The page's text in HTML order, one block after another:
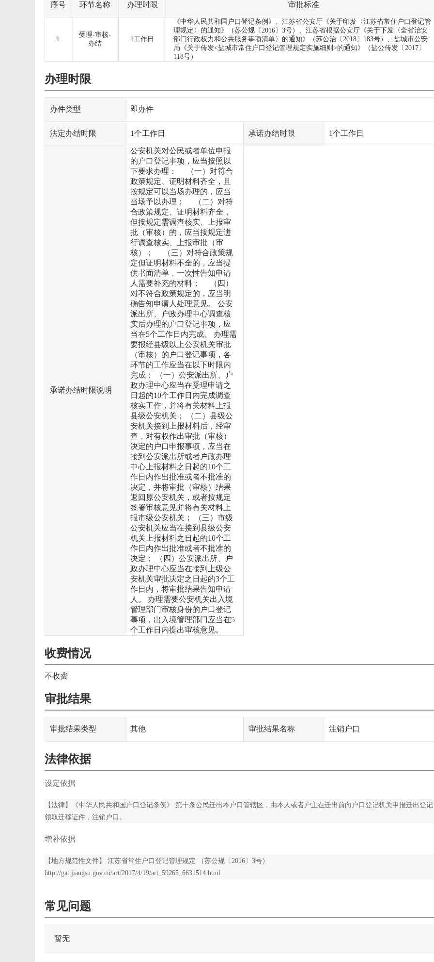
序号 环节名称 办理时限 审批标准
1
受理-审核-
办结
1工作日
《中华人民共和国户口登记条例》、江苏省公安厅《关于印发〈江苏省常住户口登记管
理规定〉的通知》（苏公规〔2016〕3号）、江苏省根据公安厅《关于下发〈全省治安
部门行政权力和公共服务事项清单〉的通知》（苏公治〔2018〕183号）、盐城市公安
局《关于传发<盐城市常住户口登记管理规定实施细则>的通知》（盐公传发〔2017〕
118号）
办理时限
办件类型 即办件
法定办结时限 1个工作日 承诺办结时限 1个工作日
承诺办结时限说明
公安机关对公民或者单位申报
的户口登记事项，应当按照以
下要求办理： （一）对符合
政策规定、证明材料齐全，且
按规定可以当场办理的，应当
当场予以办理； （二）对符
合政策规定、证明材料齐全，
但按规定需调查核实、上报审
批（审核）的，应当按规定进
行调查核实、上报审批（审
核）； （三）对符合政策规
定但证明材料不全的，应当提
供书面清单，一次性告知申请
人需要补充的材料； （四）
对不符合政策规定的，应当明
确告知申请人处理意见。 公安
派出所、户政办理中心调查核
实后办理的户口登记事项，应
当在5个工作日内完成。 办理需
要报经县级以上公安机关审批
（审核）的户口登记事项，各
环节的工作应当在以下时限内
完成： （一）公安派出所、户
政办理中心应当在受理申请之
日起的10个工作日内完成调查
核实工作，并将有关材料上报
县级公安机关； （二）县级公
安机关接到上报材料后，经审
查，对有权作出审批（审核）
决定的户口申报事项，应当在
接到公安派出所或者户政办理
中心上报材料之日起的10个工
作日内作出批准或者不批准的
决定，并将审批（审核）结果
返回原公安机关，或者按规定
签署审核意见并将有关材料上
报市级公安机关； （三）市级
公安机关应当在接到县级公安
机关上报材料之日起的10个工
作日内作出批准或者不批准的
决定； （四）公安派出所、户
政办理中心应当在接到上级公
安机关审批决定之日起的3个工
作日内，将审批结果告知申请
人。 办理需要公安机关出入境
管理部门审核身份的户口登记
事项，出入境管理部门应当在5
个工作日内提出审核意见。
收费情况
不收费
审批结果
审批结果类型 其他 审批结果名称 注销户口
法律依据
设定依据
【法律】《中华人民共和国户口登记条例》 第十条公民迁出本户口管辖区，由本人或者户主在迁出前向户口登记机关申报迁出登
领取迁移证件，注销户口。
增补依据
【地方规范性文件】 江苏省常住户口登记管理规定 （苏公规〔2016〕3号）
http://gat.jiangsu.gov.cn/art/2017/4/19/art_59265_6631514.html
常见问题
暂无